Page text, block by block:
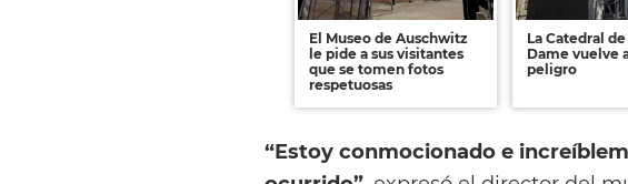
El Museo de Auschwitz
le pide a sus visitantes
que se tomen fotos
respetuosas
La Catedral
Dame vuelve
peligro
“Estoy conmocionado e